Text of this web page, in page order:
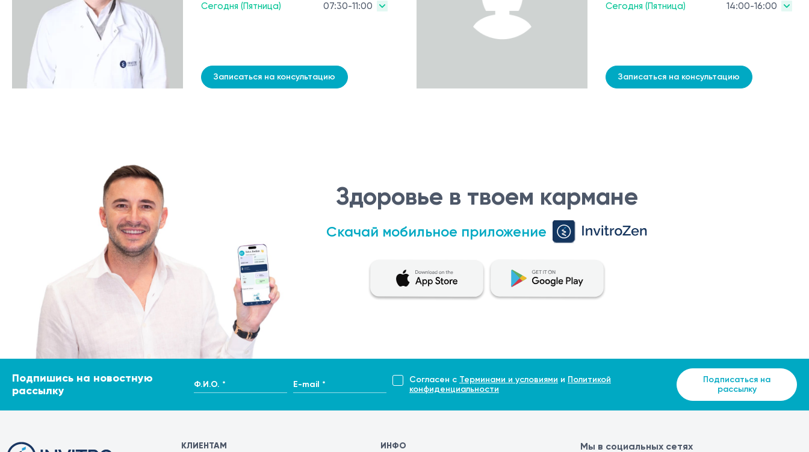
Сегодня (Пятница)
07:30-11:00
Записаться на консультацию
Сегодня (Пятница)
14:00-16:00
Записаться на консультацию
Здоровье в твоем кармане
Скачай мобильное приложение
Подпишись на новостную
рассылку
Ф.И.О. * E-mail * Согласен с Терминами и условиями и Политикой
конфиденциальности
Подписаться на
рассылку
КЛИЕНТАМ ИНФО Мы в социальных сетях